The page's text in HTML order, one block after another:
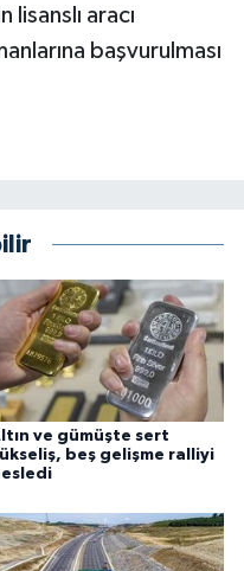
lisanslı aracı
başvurulması
ve gümüşte sert
beş gelişme ralliyi